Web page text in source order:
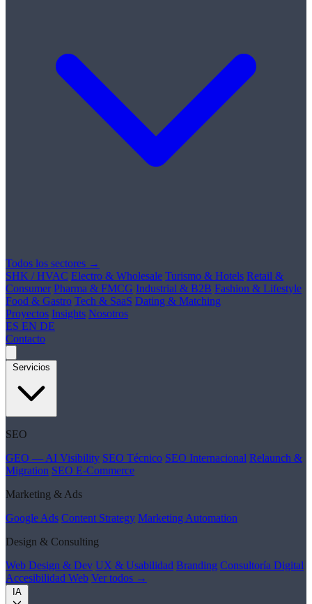
Todos los sectores →
SHK / HVAC Electro & Wholesale Turismo & Hotels Retail &
Consumer Pharma & FMCG Industrial & B2B Fashion & Lifestyle
Food & Gastro Tech & SaaS Dating & Matching
Proyectos Insights Nosotros
ES EN DE
Contacto
Servicios
SEO
GEO — AI Visibility SEO Técnico SEO Internacional Relaunch &
Migration SEO E-Commerce
Marketing & Ads
Google Ads Content Strategy Marketing Automation
Design & Consulting
Web Design & Dev UX & Usabilidad Branding Consultoría Digital
Accesibilidad Web Ver todos →
IA